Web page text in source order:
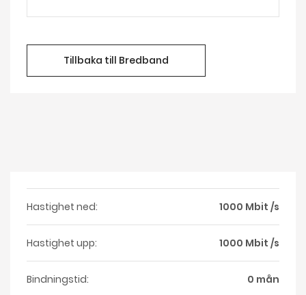
Tillbaka till Bredband
Hastighet ned: 1000 Mbit /s
Hastighet upp: 1000 Mbit /s
Bindningstid: 0 mån